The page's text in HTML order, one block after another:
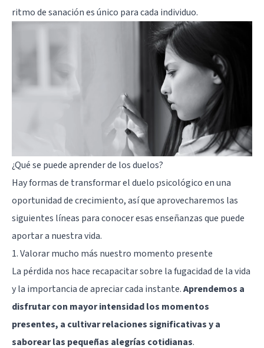
ritmo de sanación es único para cada individuo.
¿Qué se puede aprender de los duelos?
Hay formas de transformar el duelo psicológico en una
oportunidad de crecimiento, así que aprovecharemos las
siguientes líneas para conocer esas enseñanzas que puede
aportar a nuestra vida.
1. Valorar mucho más nuestro momento presente
La pérdida nos hace recapacitar sobre la fugacidad de la vida
y la importancia de apreciar cada instante.Aprendemos a
disfrutar con mayor intensidad los momentos
presentes, a cultivar relaciones significativas y a
saborear las pequeñas alegrías cotidianas.